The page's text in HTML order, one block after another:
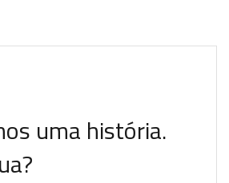
HISTÓRIA
uma história.